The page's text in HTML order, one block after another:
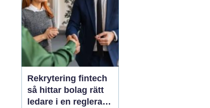
Rekrytering fintech
så hittar bolag rätt
ledare i en reglerad